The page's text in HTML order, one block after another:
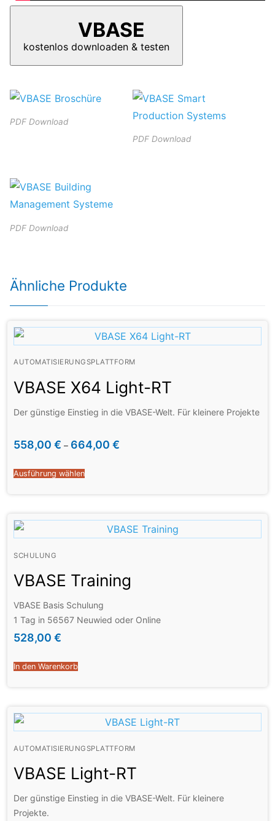
VBASE
kostenlos downloaden & testen
PDF Download
PDF Download
PDF Download
Ähnliche Produkte
AUTOMATISIERUNGSPLATTFORM
VBASE X64 Light-RT
Der günstige Einstieg in die VBASE-Welt. Für kleinere Projekte
558,00 € – 664,00 €
Ausführung wählen
SCHULUNG
VBASE Training
VBASE Basis Schulung
1 Tag in 56567 Neuwied oder Online
528,00 €
In den Warenkorb
AUTOMATISIERUNGSPLATTFORM
VBASE Light-RT
Der günstige Einstieg in die VBASE-Welt. Für kleinere
Projekte.